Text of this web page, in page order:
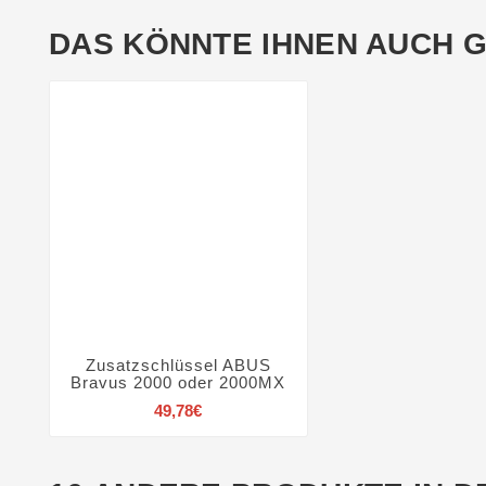
DAS KÖNNTE IHNEN AUCH
   
Zusatzschlüssel ABUS
Bravus 2000 oder 2000MX
49,78€Preis